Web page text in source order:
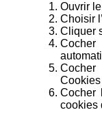
Ouvrir
Choisir
Cliquer
Cocher
cookies